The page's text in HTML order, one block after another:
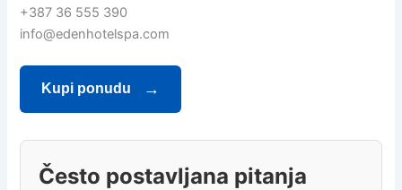
+387 36 555 390
info@edenhotelspa.com
Kupi ponudu
Često postavljana pitanja